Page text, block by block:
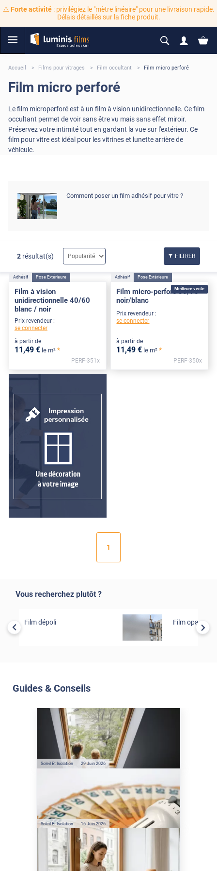
⚠️ Forte activité: privilégiez le "mètre linéaire" pour une livraison rapide.
Délais détaillés sur la fiche produit.
Accueil Films pour vitrages Film occultant Film micro perforé
Film micro perforé
Le film microperforé est à un film à vision unidirectionnelle. Ce film
occultant permet de voir sans être vu mais sans effet miroir.
Préservez votre intimité tout en gardant la vue sur l'extérieur. Ce
film pour vitre est idéal pour les vitrines et lunette arrière de
véhicule.
Comment poser un film adhésif pour vitre ?
2 résultat(s) FILTRER
Adhésif Pose Extérieure
Film à vision
unidirectionnelle 40/60
blanc / noir
Prix revendeur :
se connecter
à partir de
11,49 € le m² *
PERF-351x
Meilleure vente
Adhésif Pose Extérieure
Film micro-perforé 30/70
noir/blanc
Prix revendeur :
se connecter
à partir de
11,49 € le m² *
PERF-350x
1
Vous recherchez plutôt ?
Film dépoli Film opacifiant
Guides & Conseils
Véranda et Velux : Comment
bloquer jusqu'à 80% de
l'énergie solaire sans
climatisation ?
Soleil Et Isolation 29 Juin 2026
Film anti-chaleur : quelles
sont les économies d’énergie
réelles ?
Soleil Et Isolation 16 Juin 2026
Préservez votre logement de
la chaleur : les conseils de
Jamy de C'est Pas Sorcier